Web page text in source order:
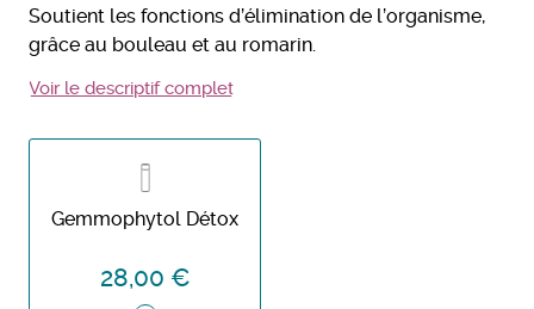
Soutient les fonctions d’élimination de l’organisme,
grâce au bouleau et au romarin.
Voir le descriptif complet
Gemmophytol Détox
28,00 €